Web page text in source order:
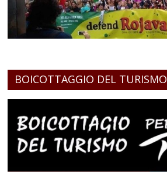
BOICOTTAGGIO DEL TURISMO